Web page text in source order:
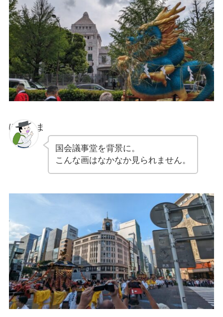
ぽちゃま
国会議事堂を背景に。
こんな画はなかなか見られません。